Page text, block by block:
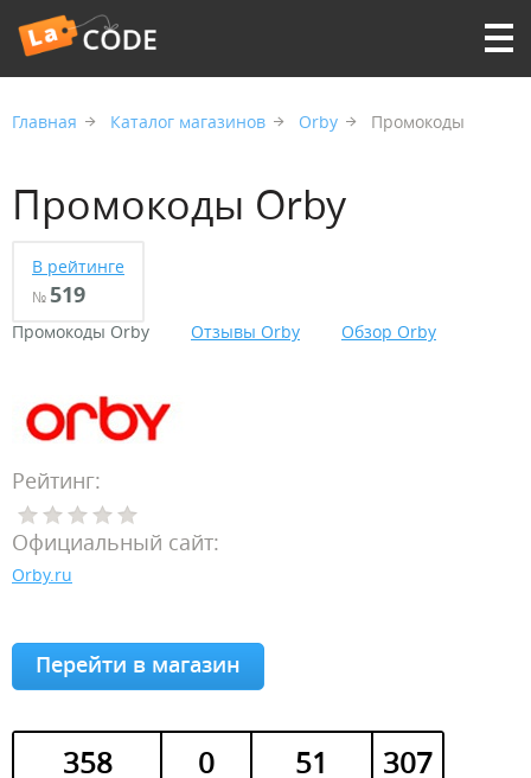
Главная Каталог магазинов Orby Промокоды
Промокоды Orby
В рейтинге
№ 519
Промокоды Orby Отзывы Orby Обзор Orby
Рейтинг:
Официальный сайт:
Orby.ru
Перейти в магазин
358 0 51 307